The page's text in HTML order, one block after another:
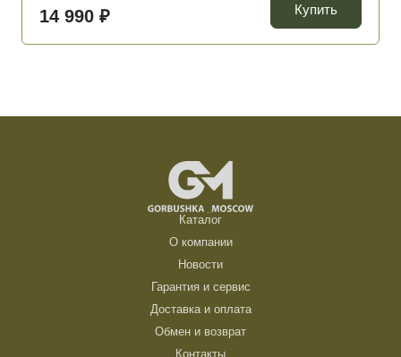
14 990 ₽ Купить
Каталог
О компании
Новости
Гарантия и сервис
Доставка и оплата
Обмен и возврат
Контакты